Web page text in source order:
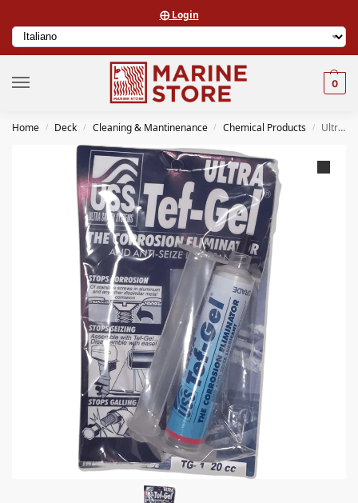
⨁ Login
0
Home / Deck / Cleaning & Mantinenance / Chemical Products / Ultra Tef-Gel TG-1 TEF-GEL ULTRA 1 OZ. – 28 GR.